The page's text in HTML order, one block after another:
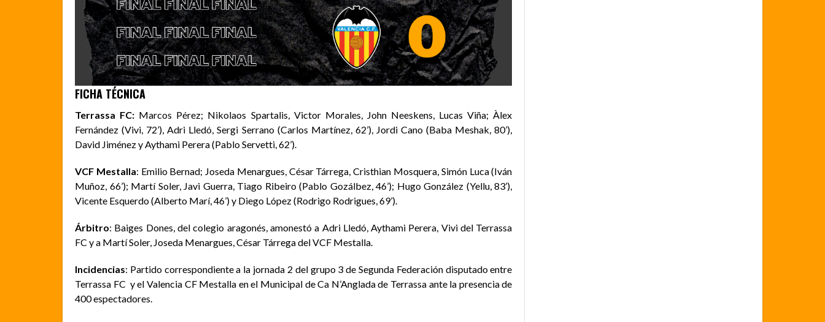
FICHA TÉCNICA
Terrassa FC: Marcos Pérez; Nikolaos Spartalis, Victor Morales, John Neeskens, Lucas Viña; Àlex
Fernández (Vivi, 72’), Adri Lledó, Sergi Serrano (Carlos Martínez, 62’), Jordi Cano (Baba Meshak, 80’),
David Jiménez y Aythami Perera (Pablo Servetti, 62’).
VCF Mestalla: Emilio Bernad; Joseda Menargues, César Tárrega, Cristhian Mosquera, Simón Luca (Iván
Muñoz, 66’); Martí Soler, Javi Guerra, Tiago Ribeiro (Pablo Gozálbez, 46’); Hugo González (Yellu, 83’),
Vicente Esquerdo (Alberto Marí, 46’) y Diego López (Rodrigo Rodrigues, 69’).
Árbitro: Baiges Dones, del colegio aragonés, amonestó a Adri Lledó, Aythami Perera, Vivi del Terrassa
FC y a Martí Soler, Joseda Menargues, César Tárrega del VCF Mestalla.
Incidencias: Partido correspondiente a la jornada 2 del grupo 3 de Segunda Federación disputado entre
Terrassa FC y el Valencia CF Mestalla en el Municipal de Ca N’Anglada de Terrassa ante la presencia de
400 espectadores.